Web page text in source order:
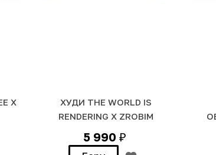
Х
ХУДИ THE WORLD IS
RENDERING Х ZROBIM
5 990 ₽